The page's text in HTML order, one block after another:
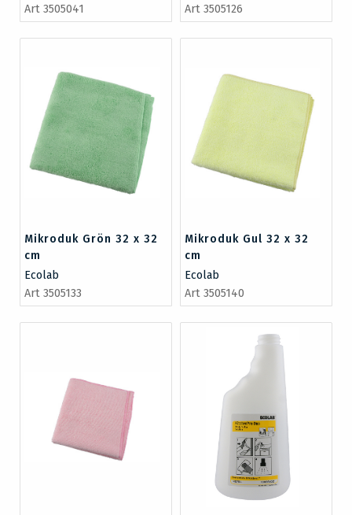
Art 3505041
Art 3505126
Mikroduk Grön 32 x 32
cm
Ecolab
Art 3505133
Mikroduk Gul 32 x 32
cm
Ecolab
Art 3505140